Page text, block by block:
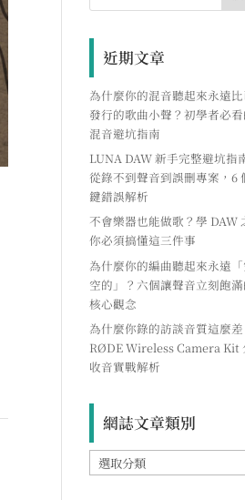
近期文章
為什麼你的混音聽起來永遠
發行的歌曲小聲？初學者必
混音避坑指南
LUNA DAW 新手完整避坑指
從錄不到聲音到誤刪專案，6
鍵錯誤解析
不會樂器也能做歌？學 DAW
你必須搞懂這三件事
為什麼你的編曲聽起來永遠
空的」？六個讓聲音立刻飽
核心觀念
為什麼你錄的訪談音質這麼差
RØDE Wireless Camera Kit
收音實戰解析
網誌文章類別
網
誌